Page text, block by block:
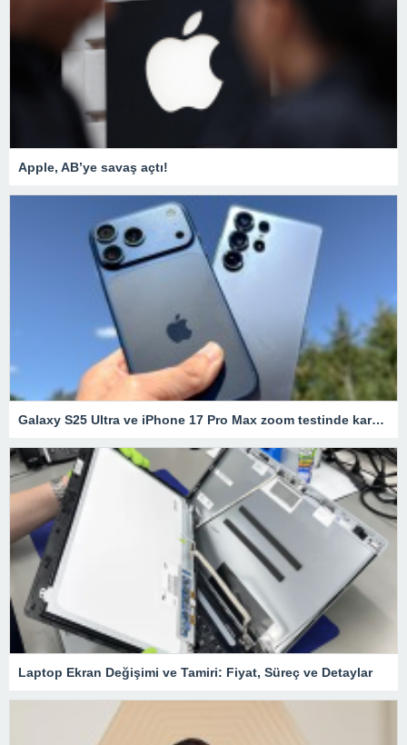
Apple, AB’ye savaş açtı!
Galaxy S25 Ultra ve iPhone 17 Pro Max zoom testinde karşı karşıya
Laptop Ekran Değişimi ve Tamiri: Fiyat, Süreç ve Detaylar